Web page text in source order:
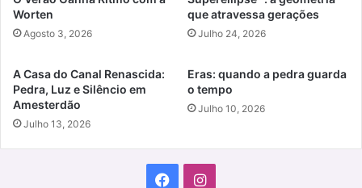
Worten
Agosto 3, 2026
que atravessa gerações
Julho 24, 2026
A Casa do Canal Renascida:
Pedra, Luz e Silêncio em
Amesterdão
Julho 13, 2026
Eras: quando a pedra guarda
o tempo
Julho 10, 2026
FacebookInstagram